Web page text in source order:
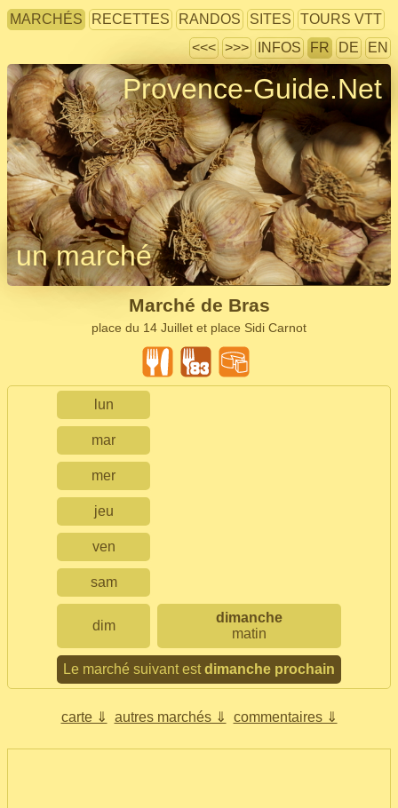
MARCHÉS RECETTES RANDOS SITES
TOURS VTT
<<< >>> INFOS FR DE EN
Provence-Guide.Net
un marché
Marché de Bras
place du 14 Juillet et place Sidi Carnot
lun
mar
mer
jeu
ven
sam
dim
dimanche
matin
Le marché suivant estdimanche prochain
carte ⇓ autres marchés ⇓ commentaires ⇓